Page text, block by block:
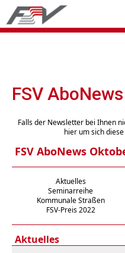
FSV
Falls der Newsletter bei Ihnen
hier um sich
FSV AboNews
Aktuelles
Seminarreihe
Kommunale Straßen
FSV-Preis 2022
Aktuelles